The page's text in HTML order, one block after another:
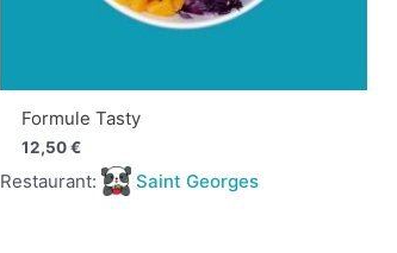
Formule Tasty
12,50€
Restaurant: Saint Georges